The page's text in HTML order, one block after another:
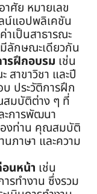
ศัย หมายเลข
น์แอปพลิเคชัน
เป็นสาธารณะ
ลักษณะเดียวกัน
รฝึกอบรม เช่น
สาขาวิชา และปี
ประวัติการฝึก
มบัติต่าง ๆ ที่
ะการพัฒนา
งท่าน คุณสมบัติ
ภาษา และความ
นหน้า เช่น
รทำงาน ซึ่งรวม